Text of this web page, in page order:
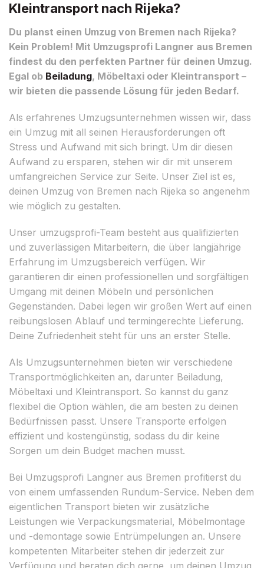
Kleintransport nach Rijeka?
Du planst einen Umzug von Bremen nach Rijeka?
Kein Problem! Mit Umzugsprofi Langner aus Bremen
findest du den perfekten Partner für deinen Umzug.
Egal ob Beiladung, Möbeltaxi oder Kleintransport –
wir bieten die passende Lösung für jeden Bedarf.
Als erfahrenes Umzugsunternehmen wissen wir, dass
ein Umzug mit all seinen Herausforderungen oft
Stress und Aufwand mit sich bringt. Um dir diesen
Aufwand zu ersparen, stehen wir dir mit unserem
umfangreichen Service zur Seite. Unser Ziel ist es,
deinen Umzug von Bremen nach Rijeka so angenehm
wie möglich zu gestalten.
Unser umzugsprofi-Team besteht aus qualifizierten
und zuverlässigen Mitarbeitern, die über langjährige
Erfahrung im Umzugsbereich verfügen. Wir
garantieren dir einen professionellen und sorgfältigen
Umgang mit deinen Möbeln und persönlichen
Gegenständen. Dabei legen wir großen Wert auf einen
reibungslosen Ablauf und termingerechte Lieferung.
Deine Zufriedenheit steht für uns an erster Stelle.
Als Umzugsunternehmen bieten wir verschiedene
Transportmöglichkeiten an, darunter Beiladung,
Möbeltaxi und Kleintransport. So kannst du ganz
flexibel die Option wählen, die am besten zu deinen
Bedürfnissen passt. Unsere Transporte erfolgen
effizient und kostengünstig, sodass du dir keine
Sorgen um dein Budget machen musst.
Bei Umzugsprofi Langner aus Bremen profitierst du
von einem umfassenden Rundum-Service. Neben dem
eigentlichen Transport bieten wir zusätzliche
Leistungen wie Verpackungsmaterial, Möbelmontage
und -demontage sowie Entrümpelungen an. Unsere
kompetenten Mitarbeiter stehen dir jederzeit zur
Verfügung und beraten dich gerne, um deinen Umzug